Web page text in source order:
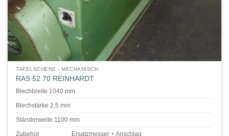
TAFELSCHERE - MECHANISCH
RAS 52.70 REINHARDT
Blechbreite 1040 mm
Blechstärke 2,5 mm
Ständerweite 1100 mm
Zubehör
Ersatzmesser + Anschlag